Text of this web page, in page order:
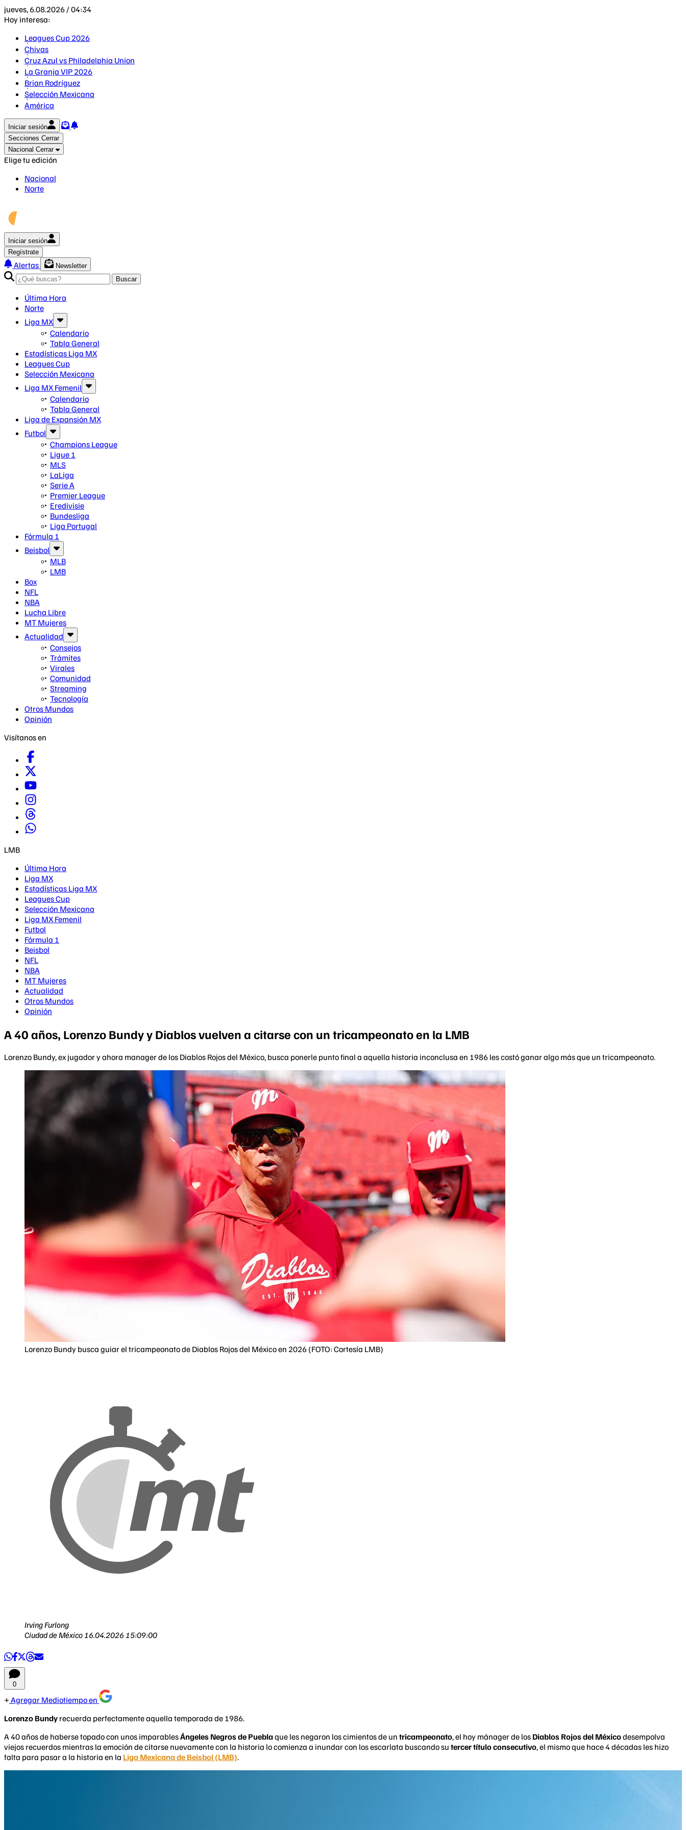
jueves, 6.08.2026 / 04:34
Hoy interesa:
Leagues Cup 2026
Chivas
Cruz Azul vs Philadelphia Union
La Granja VIP 2026
Brian Rodríguez
Selección Mexicana
América
Iniciar sesión
Secciones Cerrar
Nacional Cerrar
Elige tu edición
Nacional
Norte
Iniciar sesión
Regístrate
Alertas
Newsletter
Buscar
Última Hora
Norte
Liga MX
Calendario
Tabla General
Estadísticas Liga MX
Leagues Cup
Selección Mexicana
Liga MX Femenil
Calendario
Tabla General
Liga de Expansión MX
Futbol
Champions League
Ligue 1
MLS
LaLiga
Serie A
Premier League
Eredivisie
Bundesliga
Liga Portugal
Fórmula 1
Beisbol
MLB
LMB
Box
NFL
NBA
Lucha Libre
MT Mujeres
Actualidad
Consejos
Trámites
Virales
Comunidad
Streaming
Tecnología
Otros Mundos
Opinión
Visítanos en
LMB
Última Hora
Liga MX
Estadísticas Liga MX
Leagues Cup
Selección Mexicana
Liga MX Femenil
Futbol
Fórmula 1
Beisbol
NFL
NBA
MT Mujeres
Actualidad
Otros Mundos
Opinión
A 40 años, Lorenzo Bundy y Diablos vuelven a citarse con un tricampeonato en la LMB
Lorenzo Bundy, ex jugador y ahora manager de los Diablos Rojos del México, busca ponerle punto final a aquella historia inconclusa en 1986 les costó ganar algo más que un tricampeonato.
Lorenzo Bundy busca guiar el tricampeonato de Diablos Rojos del México en 2026 (FOTO: Cortesía LMB)
Irving Furlong
Ciudad de México 16.04.2026 15:09:00
0
Agregar Mediotiempo en
Lorenzo Bundy recuerda perfectamente aquella temporada de 1986.
A 40 años de haberse topado con unos imparablesÁngeles Negros de Pueblaque les negaron los cimientos de un tricampeonato, el hoy mánager de los Diablos Rojos del Méxicodesempolva
viejos recuerdos mientras la emoción de citarse nuevamente con la historia lo comienza a inundar con los escarlata buscando su tercer título consecutivo, el mismo que hace 4 décadas les hizo
falta para pasar a la historia en la Liga Mexicana de Beisbol (LMB).